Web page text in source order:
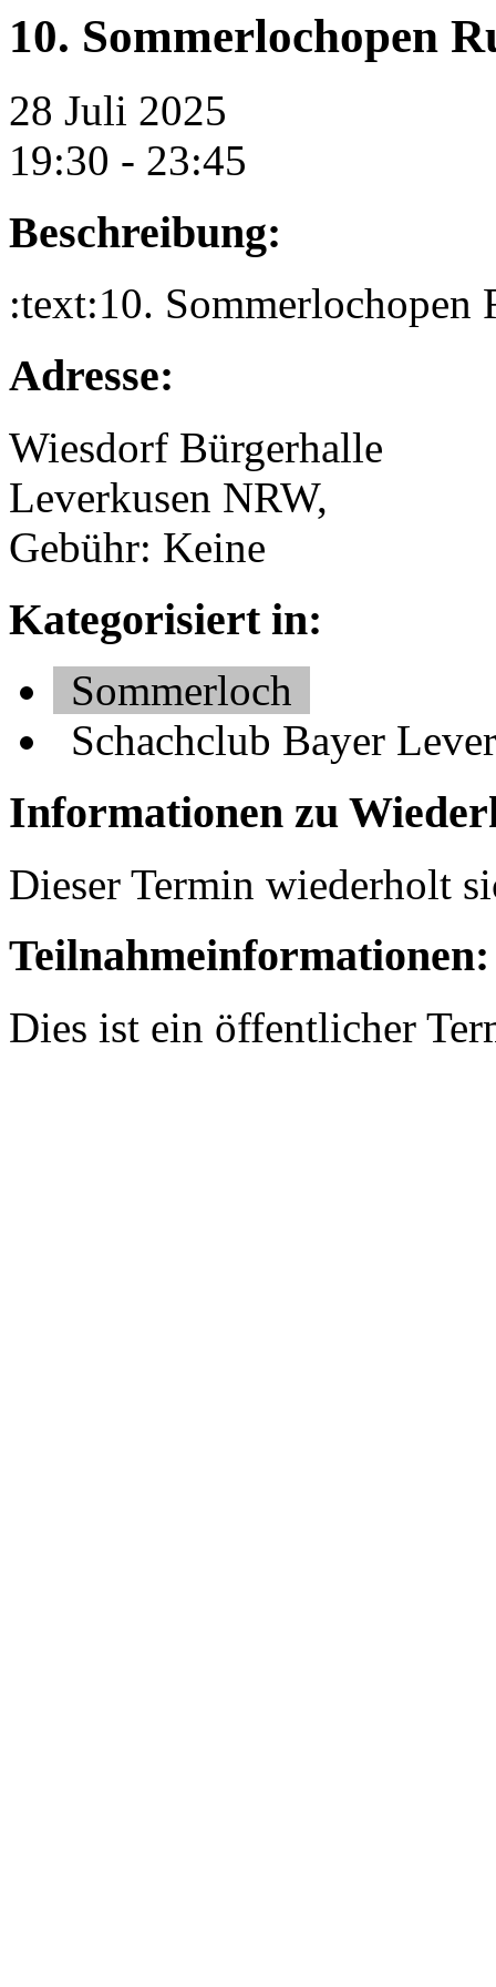
10. Sommerlochopen
28 Juli 2025
19:30 - 23:45
Beschreibung:
:text:10. Sommerlochopen
Adresse:
Wiesdorf Bürgerhalle
Leverkusen NRW,
Gebühr: Keine
Kategorisiert in:
Sommerloch
Schachclub Bayer
Informationen zu
Dieser Termin wiederholt
Teilnahmeinformationen:
Dies ist ein öffentlicher